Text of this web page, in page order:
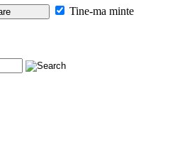
Tine-ma minte